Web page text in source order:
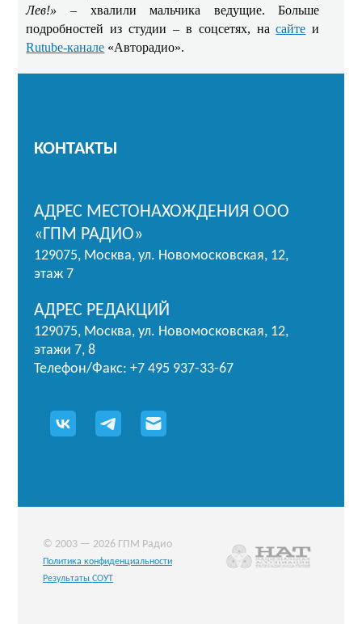
Лев!» – хвалили мальчика ведущие. Больше
подробностей из студии – в соцсетях, насайте и
Rutube-канале «Авторадио».
КОНТАКТЫ
АДРЕС МЕСТОНАХОЖДЕНИЯ ООО
«ГПМ РАДИО»
129075, Москва, ул. Новомосковская, 12,
этаж 7
АДРЕС РЕДАКЦИЙ
129075, Москва, ул. Новомосковская, 12,
этажи 7, 8
Телефон/Факс: +7 495 937-33-67
© 2003 — 2026 ГПМ Радио
Политика конфиденциальности
Результаты СОУТ